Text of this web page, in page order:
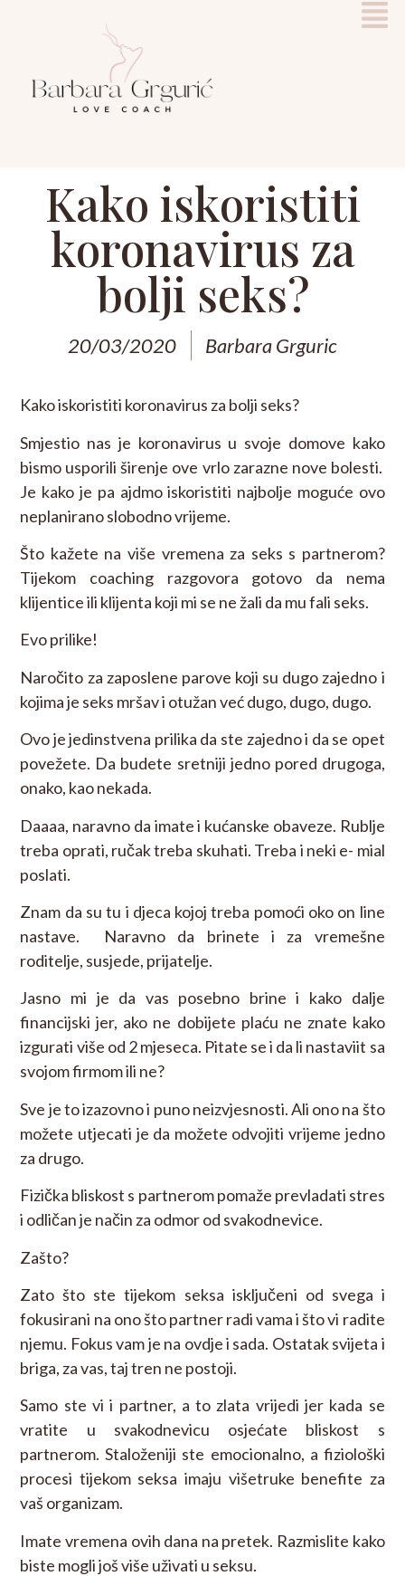
Kako iskoristiti
koronavirus za
bolji seks?
20/03/2020 Barbara Grguric
Kako iskoristiti koronavirus za bolji seks?
Smjestio nas je koronavirus u svoje domove kako
bismo usporili širenje ove vrlo zarazne nove bolesti.
Je kako je pa ajdmo iskoristiti najbolje moguće ovo
neplanirano slobodno vrijeme.
Što kažete na više vremena za seks s partnerom?
Tijekom coaching razgovora gotovo da nema
klijentice ili klijenta koji mi se ne žali da mu fali seks.
Evo prilike!
Naročito za zaposlene parove koji su dugo zajedno i
kojima je seks mršav i otužan već dugo, dugo, dugo.
Ovo je jedinstvena prilika da ste zajedno i da se opet
povežete. Da budete sretniji jedno pored drugoga,
onako, kao nekada.
Daaaa, naravno da imate i kućanske obaveze. Rublje
treba oprati, ručak treba skuhati. Treba i neki e- mial
poslati.
Znam da su tu i djeca kojoj treba pomoći oko on line
nastave. Naravno da brinete i za vremešne
roditelje, susjede, prijatelje.
Jasno mi je da vas posebno brine i kako dalje
financijski jer, ako ne dobijete plaću ne znate kako
izgurati više od 2 mjeseca. Pitate se i da li nastaviit sa
svojom firmom ili ne?
Sve je to izazovno i puno neizvjesnosti. Ali ono na što
možete utjecati je da možete odvojiti vrijeme jedno
za drugo.
Fizička bliskost s partnerom pomaže prevladati stres
i odličan je način za odmor od svakodnevice.
Zašto?
Zato što ste tijekom seksa isključeni od svega i
fokusirani na ono što partner radi vama i što vi radite
njemu. Fokus vam je na ovdje i sada. Ostatak svijeta i
briga, za vas, taj tren ne postoji.
Samo ste vi i partner, a to zlata vrijedi jer kada se
vratite u svakodnevicu osjećate bliskost s
partnerom. Staloženiji ste emocionalno, a fiziološki
procesi tijekom seksa imaju višetruke benefite za
vaš organizam.
Imate vremena ovih dana na pretek. Razmislite kako
biste mogli još više uživati u seksu.